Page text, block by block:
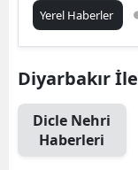
Yerel Haberler
Diyarbakır
Dicle Nehri
Haberleri